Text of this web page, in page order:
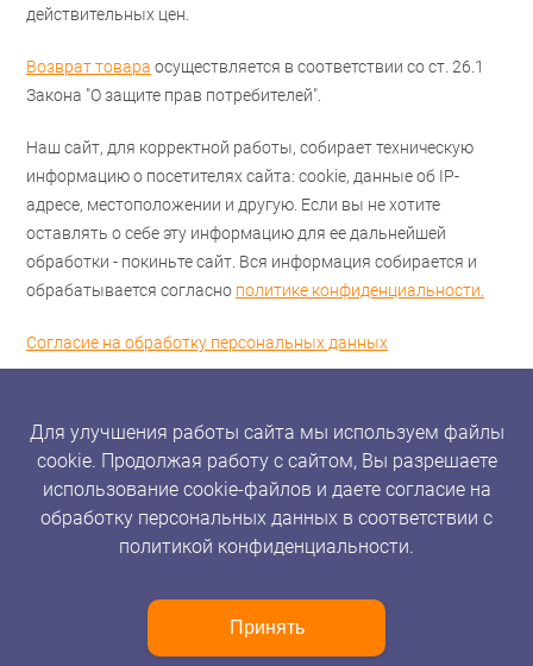
действительных цен.
Возврат товара осуществляется в соответствии со ст. 26.1
Закона "О защите прав потребителей".
Наш сайт, для корректной работы, собирает техническую
информацию о посетителях сайта: cookie, данные об IP-
адресе, местоположении и другую. Если вы не хотите
оставлять о себе эту информацию для ее дальнейшей
обработки - покиньте сайт. Вся информация собирается и
обрабатывается согласно политике конфиденциальности.
Согласие на обработку персональных данных
Для улучшения работы сайта мы используем файлы
cookie. Продолжая работу с сайтом, Вы разрешаете
использование cookie-файлов и даете согласие на
обработку персональных данных в соответствии с
политикой конфиденциальности.
Принять